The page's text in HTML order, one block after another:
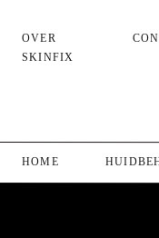
OVER
SKINFIX
HOME